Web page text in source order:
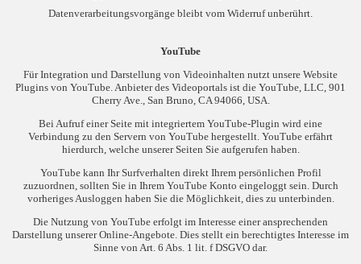
Datenverarbeitungsvorgänge bleibt vom Widerruf unberührt.
YouTube
Für Integration und Darstellung von Videoinhalten nutzt unsere Website
Plugins von YouTube. Anbieter des Videoportals ist die YouTube, LLC, 901
Cherry Ave., San Bruno, CA 94066, USA.
Bei Aufruf einer Seite mit integriertem YouTube-Plugin wird eine
Verbindung zu den Servern von YouTube hergestellt. YouTube erfährt
hierdurch, welche unserer Seiten Sie aufgerufen haben.
YouTube kann Ihr Surfverhalten direkt Ihrem persönlichen Profil
zuzuordnen, sollten Sie in Ihrem YouTube Konto eingeloggt sein. Durch
vorheriges Ausloggen haben Sie die Möglichkeit, dies zu unterbinden.
Die Nutzung von YouTube erfolgt im Interesse einer ansprechenden
Darstellung unserer Online-Angebote. Dies stellt ein berechtigtes Interesse im
Sinne von Art. 6 Abs. 1 lit. f DSGVO dar.